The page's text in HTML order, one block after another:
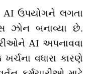
ઉપયોગને લગતા
ઝોન બનાવ્યા છે.
AI અપનાવવા
વધારા કારણે